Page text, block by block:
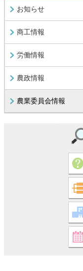
お知らせ
商工情報
労働情報
農政情報
農業委員会情報